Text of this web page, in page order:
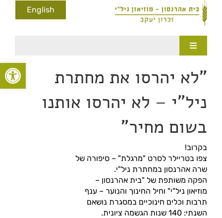
פתח
לתוכן
English
Toggle
ותקשורת
במוזיאון
"לא יהרסו את מחתרת
ניל"י – לא יהרסו אותנו
בשום מחיר"
בקרוב!
צפו בטריילר לסרט "מרגלת" – סיפורה של
שרה אהרנסון במחתרת ניל"י.
הפקה משותפת של "בית אהרנסון –
מוזיאון ניל"י" וחיל החינוך והנוער – ענף
תרבות וכלים חינוכיים במסגרת נושאם
השנתי: 140 שנות הגשמה ציונית.